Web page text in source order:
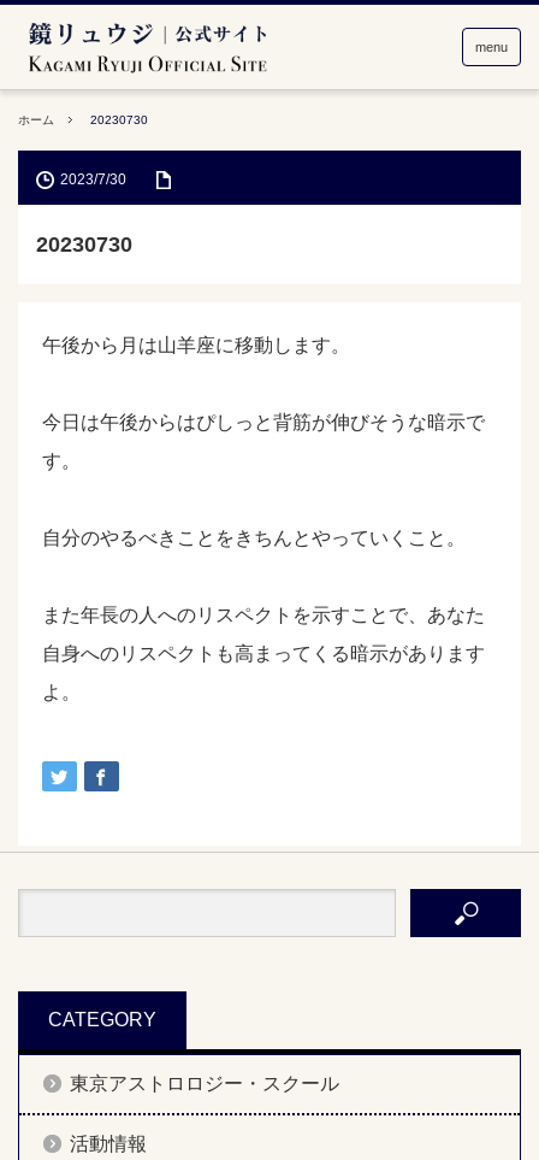
menu
ホーム 20230730
2023/7/30
20230730
午後から月は山羊座に移動します。
今日は午後からはぴしっと背筋が伸びそうな暗示で
す。
自分のやるべきことをきちんとやっていくこと。
また年長の人へのリスペクトを示すことで、あなた
自身へのリスペクトも高まってくる暗示があります
よ。
CATEGORY
東京アストロロジー・スクール
活動情報